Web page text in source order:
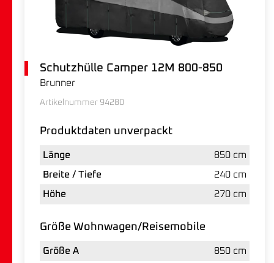
Schutzhülle Camper 12M 800-850
Brunner
Artikelnummer 94280
Produktdaten unverpackt
Länge
850 cm
Breite / Tiefe
240 cm
Höhe
270 cm
Größe Wohnwagen/Reisemobile
Größe A
850 cm